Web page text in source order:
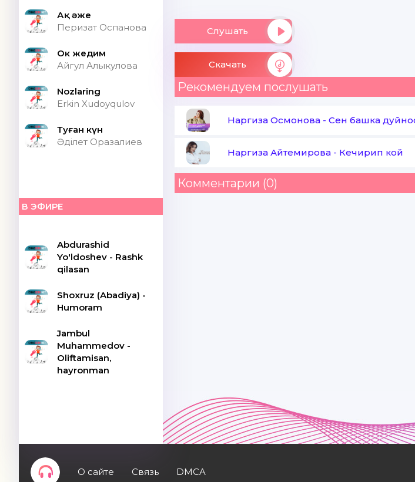
Ақ әже
Перизат Оспанова
Ок жедим
Айгул Алыкулова
Nozlaring
Erkin Xudoyqulov
Туған күн
Әділет Оразалиев
В ЭФИРЕ
Abdurashid
Yo'ldoshev - Rashk
qilasan
Shoxruz (Abadiya) -
Humoram
Jambul
Muhammedov -
Oliftamisan,
hayronman
Слушать
Скачать
Рекомендуем послушать
Наргиза Осмонова - Сен башка
Наргиза Айтемирова - Кечирип кой
Комментарии (0)
О сайте Связь DMCA